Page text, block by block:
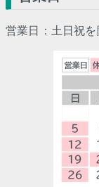
営業日：土日祝